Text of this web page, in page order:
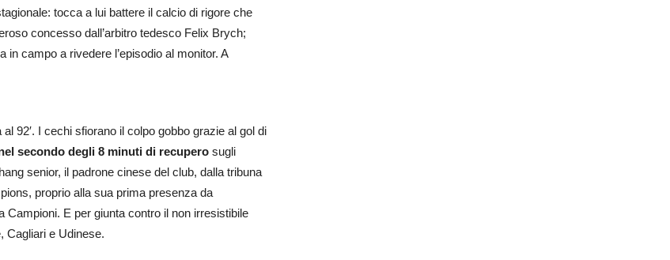
tocca a lui battere il calcio di rigore che
concesso dall’arbitro tedesco Felix Brych;
in campo a rivedere l’episodio al monitor. A
92′. I cechi sfiorano il colpo gobbo grazie al gol di
secondo degli 8 minuti di recupero sugli
senior, il padrone cinese del club, dalla tribuna
proprio alla sua prima presenza da
E per giunta contro il non irresistibile
Cagliari e Udinese.